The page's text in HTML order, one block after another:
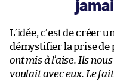
L’idée, c’est de créer
démystifier la prise de
ont mis à l’aise. Ils
voulait avec eux. Le